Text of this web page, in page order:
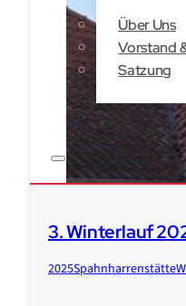
Über Uns
Vorstand
Satzung
Kontakt
3. Winterlauf
2025Spahnharrenstätte